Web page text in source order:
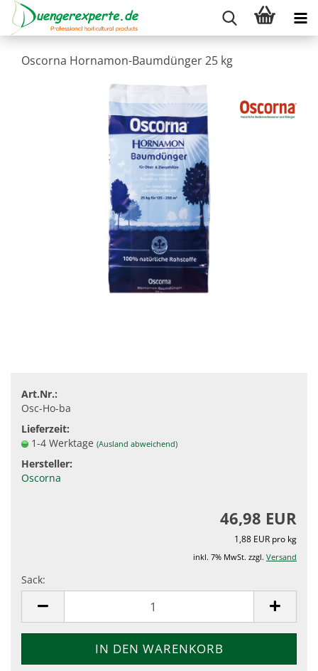
Oscorna Hornamon-Baumdünger 25 kg
Art.Nr.:
Osc-Ho-ba
Lieferzeit:
1-4 Werktage (Ausland abweichend)
Hersteller:
Oscorna
46,98 EUR
1,88 EUR pro kg
inkl. 7% MwSt. zzgl. Versand
Sack: